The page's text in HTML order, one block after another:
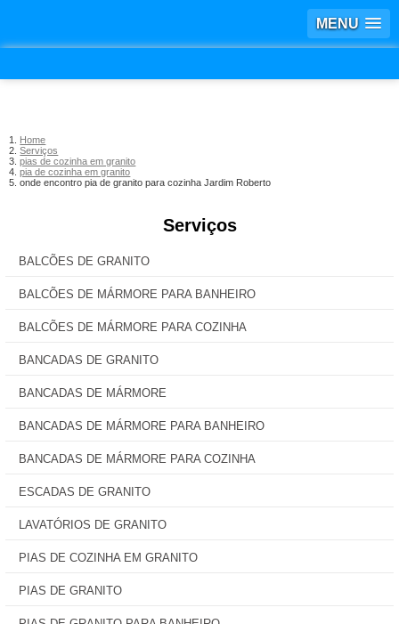
MENU
Home
Serviços
pias de cozinha em granito
pia de cozinha em granito
onde encontro pia de granito para cozinha Jardim Roberto
Serviços
BALCÕES DE GRANITO
BALCÕES DE MÁRMORE PARA BANHEIRO
BALCÕES DE MÁRMORE PARA COZINHA
BANCADAS DE GRANITO
BANCADAS DE MÁRMORE
BANCADAS DE MÁRMORE PARA BANHEIRO
BANCADAS DE MÁRMORE PARA COZINHA
ESCADAS DE GRANITO
LAVATÓRIOS DE GRANITO
PIAS DE COZINHA EM GRANITO
PIAS DE GRANITO